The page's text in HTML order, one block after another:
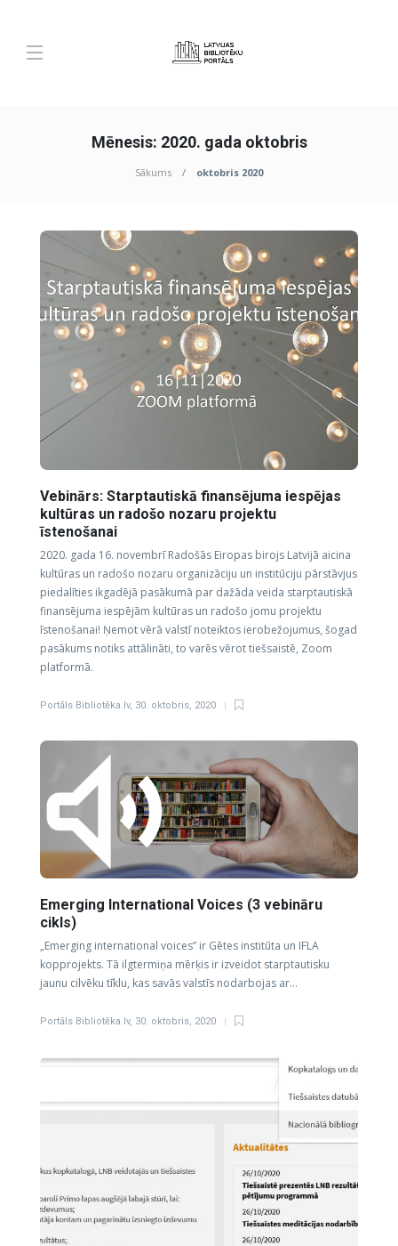
Mēnesis: 2020. gada oktobris
Sākums oktobris 2020
Vebinārs: Starptautiskā finansējuma iespējas
kultūras un radošo nozaru projektu
īstenošanai
2020. gada 16. novembrī Radošās Eiropas birojs Latvijā aicina
kultūras un radošo nozaru organizāciju un institūciju pārstāvjus
piedalīties ikgadējā pasākumā par dažāda veida starptautiskā
finansējuma iespējām kultūras un radošo jomu projektu
īstenošanai! Ņemot vērā valstī noteiktos ierobežojumus, šogad
pasākums notiks attālināti, to varēs vērot tiešsaistē, Zoom
platformā.
Portāls Bibliotēka.lv, 30. oktobris, 2020
Emerging International Voices (3 vebināru
cikls)
„Emerging international voices” ir Gētes institūta un IFLA
kopprojekts. Tā ilgtermiņa mērķis ir izveidot starptautisku
jaunu cilvēku tīklu, kas savās valstīs nodarbojas ar…
Portāls Bibliotēka.lv, 30. oktobris, 2020